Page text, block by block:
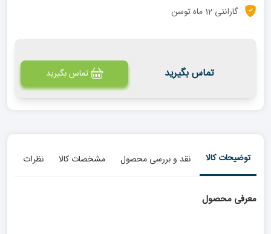
گارانتی 12 ماه توسن
تماس بگیرید تماس بگیرید
توضیحات کالا نقد و بررسی محصول مشخصات کالا نظرات
معرفی محصول